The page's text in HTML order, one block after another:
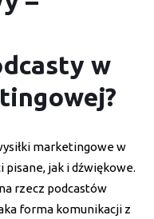
w
marketingowe w
jak i dźwiękowe.
rzecz podcastów
forma komunikacji z